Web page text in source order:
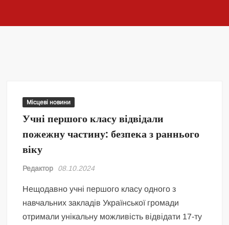
Місцеві новини
Учні першого класу відвідали
пожежну частину: безпека з раннього
віку
Редактор 08.10.2024
Нещодавно учні першого класу одного з
навчальних закладів Української громади
отримали унікальну можливість відвідати 17-ту